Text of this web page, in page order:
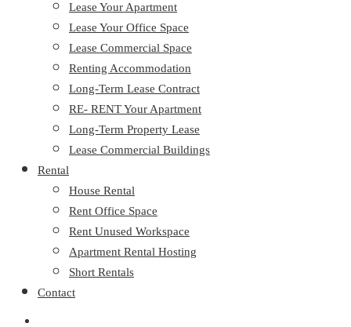
Lease Your Apartment
Lease Your Office Space
Lease Commercial Space
Renting Accommodation
Long-Term Lease Contract
RE- RENT Your Apartment
Long-Term Property Lease
Lease Commercial Buildings
Rental
House Rental
Rent Office Space
Rent Unused Workspace
Apartment Rental Hosting
Short Rentals
Contact